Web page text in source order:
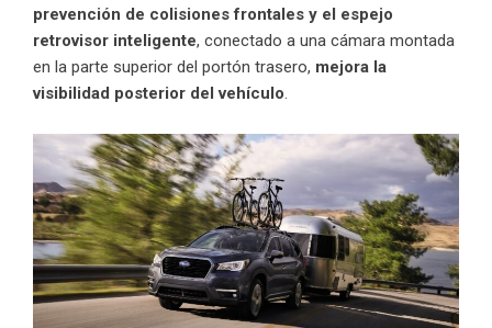
prevención de colisiones frontales y el espejo
retrovisor inteligente, conectado a una cámara montada
en la parte superior del portón trasero, mejora la
visibilidad posterior del vehículo.